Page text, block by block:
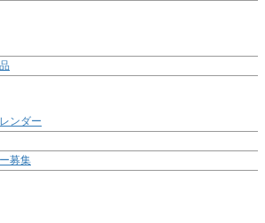
ンダー
募集